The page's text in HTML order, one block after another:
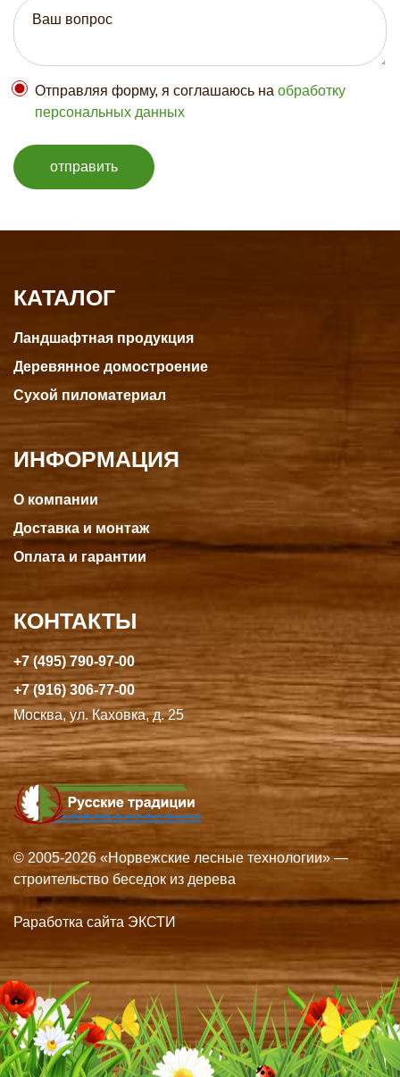
Отправляя форму, я соглашаюсь на обработку
персональных данных
отправить
КАТАЛОГ
Ландшафтная продукция
Деревянное домостроение
Сухой пиломатериал
ИНФОРМАЦИЯ
О компании
Доставка и монтаж
Оплата и гарантии
КОНТАКТЫ
+7 (495) 790-97-00
+7 (916) 306-77-00
Москва, ул. Каховка, д. 25
© 2005-2026 «Норвежские лесные технологии» —
строительство беседок из дерева
Раработка сайта ЭКСТИ